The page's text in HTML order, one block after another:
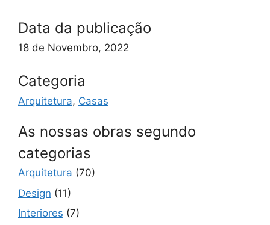
Data da publicação
18 de Novembro, 2022
Categoria
Arquitetura, Casas
As nossas obras segundo
categorias
Arquitetura (70)
Design (11)
Interiores (7)